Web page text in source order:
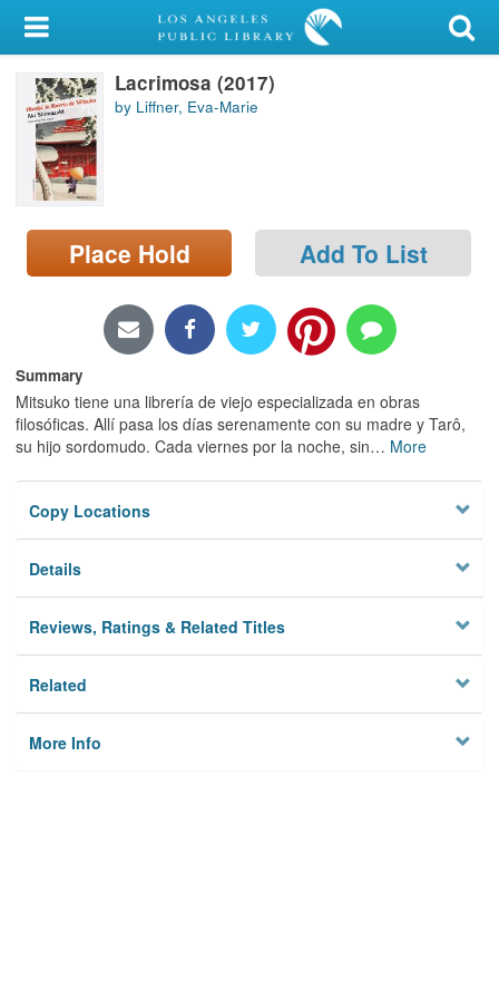
My Account
Library Card
Sign In
Search
Locations/Hours (external
page)
Lacrimosa (2017)
by Liffner, Eva-Marie
Place Hold Add To List
Summary
Mitsuko tiene una librería de viejo especializada en obras
filosóficas. Allí pasa los días serenamente con su madre y Tarô,
su hijo sordomudo. Cada viernes por la noche, sin… More
Copy Locations
Details
Reviews, Ratings & Related Titles
Related
More Info